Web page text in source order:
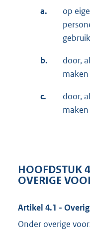
a.
op
b.
door,
c.
door,
HOOFDSTUK
OVERIGE
Artikel 4.1 -
Onder overige